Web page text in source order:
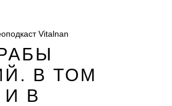
Vitalnan
В ТОМ
И В